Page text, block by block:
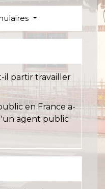
il partir travailler
en France a-
agent public